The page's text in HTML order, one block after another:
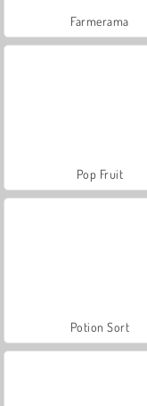
Farmerama
Pop Fruit
Potion Sort